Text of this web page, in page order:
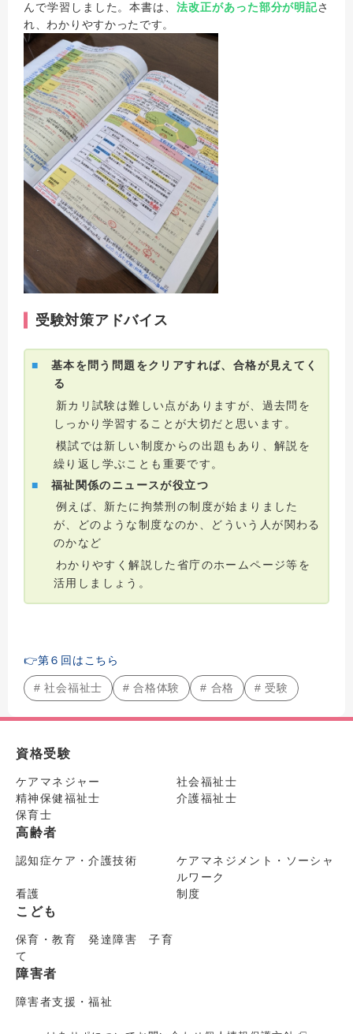
んで学習しました。本書は、法改正があった部分が明記さ
れ、わかりやすかったです。
受験対策アドバイス
■
基本を問う問題をクリアすれば、合格が見えてく
る
新カリ試験は難しい点がありますが、過去問を
しっかり学習することが大切だと思います。
模試では新しい制度からの出題もあり、解説を
繰り返し学ぶことも重要です。
■
福祉関係のニュースが役立つ
例えば、新たに拘禁刑の制度が始まりました
が、どのような制度なのか、どういう人が関わる
のかなど
わかりやすく解説した省庁のホームページ等を
活用しましょう。
👉第６回はこちら
# 社会福祉士 # 合格体験 # 合格 # 受験
資格受験
ケアマネジャー
社会福祉士
精神保健福祉士
介護福祉士
保育士
高齢者
認知症ケア・介護技術
ケアマネジメント・ソーシャ
ルワーク
看護
制度
こども
保育・教育 発達障害 子育
て
障害者
障害者支援・福祉